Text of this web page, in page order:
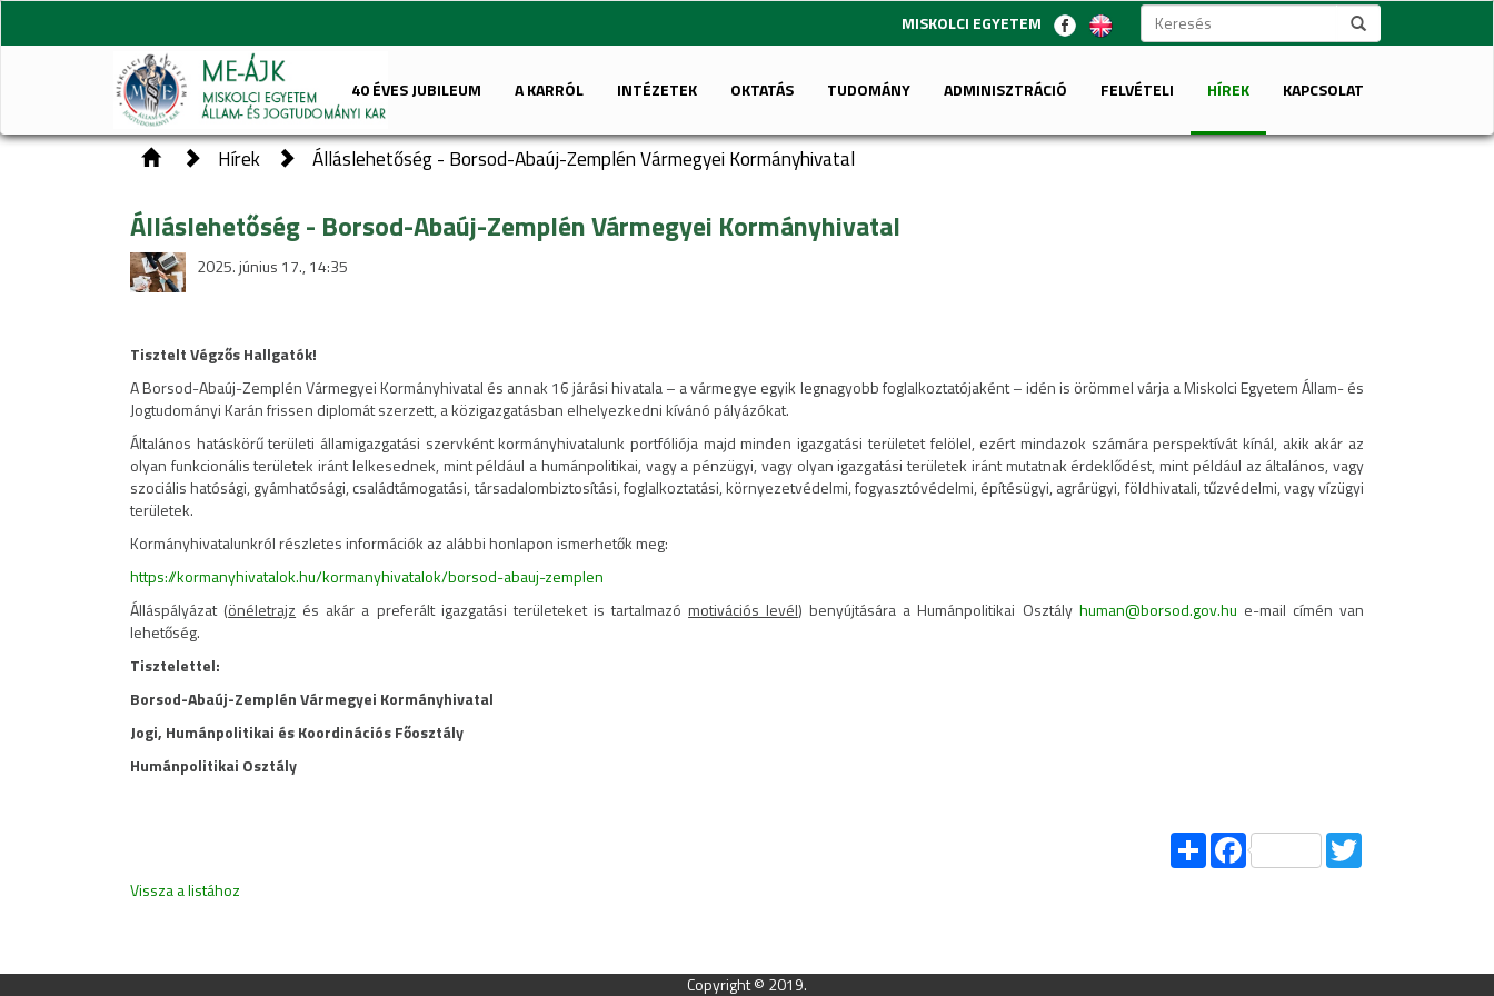
MISKOLCI EGYETEM
40 ÉVES JUBILEUM A KARRÓL INTÉZETEK OKTATÁS TUDOMÁNY ADMINISZTRÁCIÓ FELVÉTELI HÍREK KAPCSOLAT
Hírek Álláslehetőség - Borsod-Abaúj-Zemplén Vármegyei Kormányhivatal
Álláslehetőség - Borsod-Abaúj-Zemplén Vármegyei Kormányhivatal
2025. június 17., 14:35
Tisztelt Végzős Hallgatók!
A Borsod-Abaúj-Zemplén Vármegyei Kormányhivatal és annak 16 járási hivatala – a vármegye egyik legnagyobb foglalkoztatójaként – idén is örömmel várja a Miskolci Egyetem Állam- és
Jogtudományi Karán frissen diplomát szerzett, a közigazgatásban elhelyezkedni kívánó pályázókat.
Általános hatáskörű területi államigazgatási szervként kormányhivatalunk portfóliója majd minden igazgatási területet felölel, ezért mindazok számára perspektívát kínál, akik akár az
olyan funkcionális területek iránt lelkesednek, mint például a humánpolitikai, vagy a pénzügyi, vagy olyan igazgatási területek iránt mutatnak érdeklődést, mint például az általános, vagy
szociális hatósági, gyámhatósági, családtámogatási, társadalombiztosítási, foglalkoztatási, környezetvédelmi, fogyasztóvédelmi, építésügyi, agrárügyi, földhivatali, tűzvédelmi, vagy vízügyi
területek.
Kormányhivatalunkról részletes információk az alábbi honlapon ismerhetők meg:
https://kormanyhivatalok.hu/kormanyhivatalok/borsod-abauj-zemplen
Álláspályázat (önéletrajz és akár a preferált igazgatási területeket is tartalmazómotivációs levél) benyújtására a Humánpolitikai Osztály human@borsod.gov.hu e-mail címén van
lehetőség.
Tisztelettel:
Borsod-Abaúj-Zemplén Vármegyei Kormányhivatal
Jogi, Humánpolitikai és Koordinációs Főosztály
Humánpolitikai Osztály
ShareFacebook
Vissza a listához
Copyright © 2019.